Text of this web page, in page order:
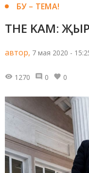
БУ – ТЕМА!
THE KAM:
автор, 7 мая 2020 -
1270 0 0